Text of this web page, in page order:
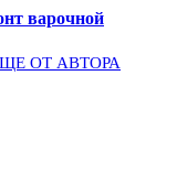
варочной
ОТ АВТОРА